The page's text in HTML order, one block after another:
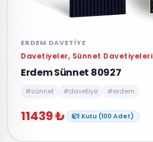
ERDEM DAVETIYE
Davetiyeler, Sünnet Davetiyeleri
Erdem Sünnet 80927
#sünnet #davetiye #erdem
11439 ₺ 1 Kutu (100 Adet)